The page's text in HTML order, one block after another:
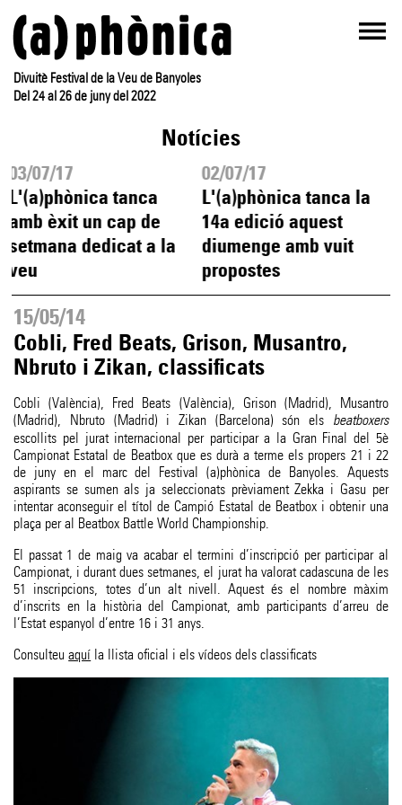
Divuitè Festival de la Veu de Banyoles
Del 24 al 26 de juny del 2022
Notícies
03/07/17
L'(a)phònica tanca
amb èxit un cap de
setmana dedicat a la
veu
02/07/17
L'(a)phònica tanca la
14a edició aquest
diumenge amb vuit
propostes
15/05/14
Cobli, Fred Beats, Grison, Musantro,
Nbruto i Zikan, classificats
Cobli (València), Fred Beats (València), Grison (Madrid), Musantro
(Madrid), Nbruto (Madrid) i Zikan (Barcelona) són els beatboxers
escollits pel jurat internacional per participar a la Gran Final del 5è
Campionat Estatal de Beatbox que es durà a terme els propers 21 i 22
de juny en el marc del Festival (a)phònica de Banyoles. Aquests
aspirants se sumen als ja seleccionats prèviament Zekka i Gasu per
intentar aconseguir el títol de Campió Estatal de Beatbox i obtenir una
plaça per al Beatbox Battle World Championship.
El passat 1 de maig va acabar el termini d’inscripció per participar al
Campionat, i durant dues setmanes, el jurat ha valorat cadascuna de les
51 inscripcions, totes d’un alt nivell. Aquest és el nombre màxim
d’inscrits en la història del Campionat, amb participants d’arreu de
l’Estat espanyol d’entre 16 i 31 anys.
Consulteuaquí la llista oficial i els vídeos dels classificats